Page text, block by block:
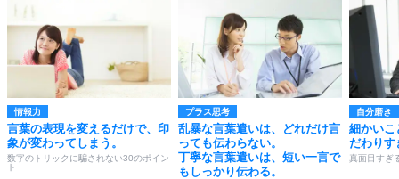
情報力
言葉の表現を変えるだけで、印
象が変わってしまう。
数字のトリックに騙されない30のポイン
ト
プラス思考
乱暴な言葉遣いは、どれだけ言
っても伝わらない。
丁寧な言葉遣いは、短い一言で
もしっかり伝わる。
自分磨き
細かいこ
だわりす
真面目すぎ